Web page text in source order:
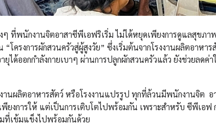
งๆ ที่พนักงานจิตอาสาซีพีเอฟริเริ่ม ไม่ได้หยุดเพียงการดูแลสุขภา
ครงการผักสวนครัวสู่ผู้สูงวัย” ซึ่งเริ่มต้นจากโรงงานผลิตอาหาร
ได้ออกกำลังกายเบาๆ ผ่านการปลูกผักสวนครัวแล้ว ยังช่วยลดค่า
านผลิตอาหารสัตว์ หรือโรงงานแปรรูป ทุกที่ล้วนมีพนักงานจิต อ
ยงการให้ แต่เป็นการเติบโตไปพร้อมกัน เพราะสำหรับ ซีพีเอ
ที่เข้มแข็งไปพร้อมกันด้วย